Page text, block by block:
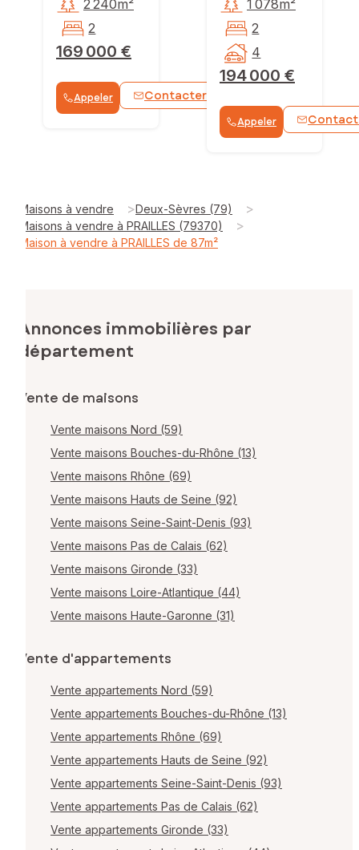
169 000 €
2 240m²
2
Appeler Contacter
194 000 €
1 078m²
2
4
Appeler
Maisons à vendre >Deux-Sèvres (79) >
Maisons à vendre à PRAILLES (79370) >
Maison à vendre à PRAILLES de 87m²
Annonces immobilières par
département
Vente de maisons
Vente maisons Nord (59)
Vente maisons Bouches-du-Rhône (13)
Vente maisons Rhône (69)
Vente maisons Hauts de Seine (92)
Vente maisons Seine-Saint-Denis (93)
Vente maisons Pas de Calais (62)
Vente maisons Gironde (33)
Vente maisons Loire-Atlantique (44)
Vente maisons Haute-Garonne (31)
Vente d'appartements
Vente appartements Nord (59)
Vente appartements Bouches-du-Rhône (13)
Vente appartements Rhône (69)
Vente appartements Hauts de Seine (92)
Vente appartements Seine-Saint-Denis (93)
Vente appartements Pas de Calais (62)
Vente appartements Gironde (33)